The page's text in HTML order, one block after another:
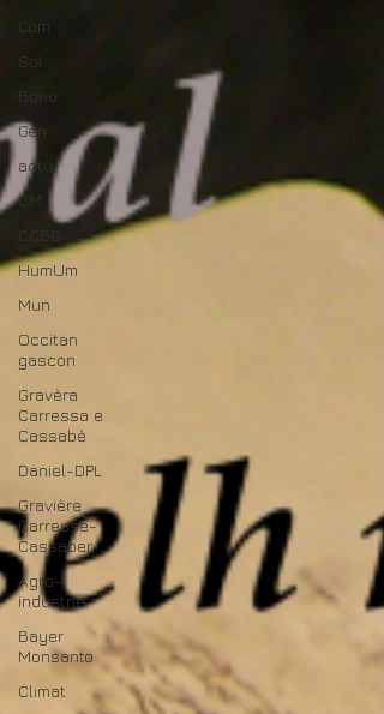
Com
Sol
Bono
Gen
actu
CM
CCBG
HumUm
Mun
Occitan
gascon
Gravèra
Carressa e
Cassabè
Daniel-DPL
Gravière
Carresse-
Cassaber
Agro-
industrie
Bayer
Monsanto
Climat